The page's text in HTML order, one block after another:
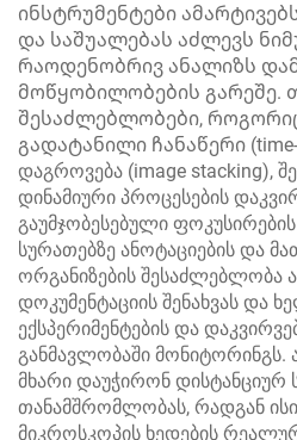
ინსტრუმენტები
და საშუალებას აძლევს
რაოდენობრივ ანალიზს
მოწყობილობების გარეშე.
შესაძლებლობები,
გადატანილი ჩანაწერი
დაგროვება (image stacking),
დინამიური პროცესების
გაუმჯობესებული ფოკუსირების
სურათებზე ანოტაციების და
ორგანიზების შესაძლებლობა
დოკუმენტაციის შენახვას და
ექსპერიმენტების და
განმავლობაში მონიტორინგს.
მხარი დაუჭირონ დისტანციურ
თანამშრომლობას, რადგან
მიკროსკოპის ხედების